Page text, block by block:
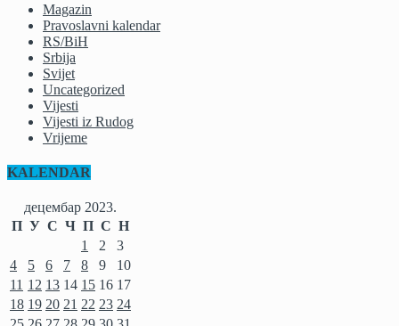
Magazin
Pravoslavni kalendar
RS/BiH
Srbija
Svijet
Uncategorized
Vijesti
Vijesti iz Rudog
Vrijeme
KALENDAR
децембар 2023.
П У С Ч П С Н
1
2
3
4
5 6 7 8 9
10
11 12 13 14 15 16 17
18 19 20 21 22 23 24